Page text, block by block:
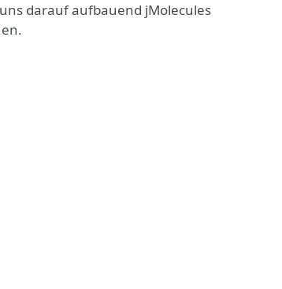
darauf aufbauend jMolecules